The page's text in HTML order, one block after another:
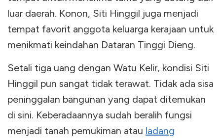
luar daerah. Konon, Siti Hinggil juga menjadi
tempat favorit anggota keluarga kerajaan untuk
menikmati keindahan Dataran Tinggi Dieng.
Setali tiga uang dengan Watu Kelir, kondisi Siti
Hinggil pun sangat tidak terawat. Tidak ada sisa
peninggalan bangunan yang dapat ditemukan
di sini. Keberadaannya sudah beralih fungsi
menjadi tanah pemukiman atau ladang